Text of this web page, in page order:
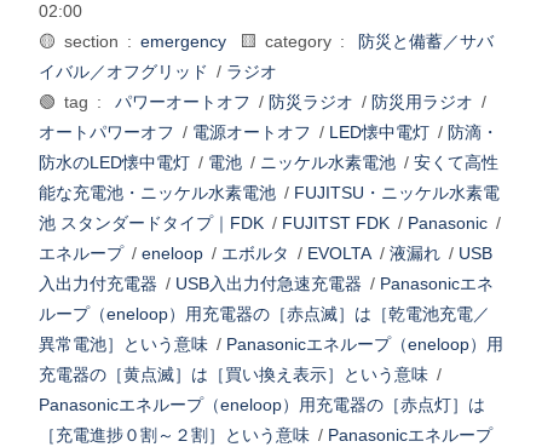
02:00
🟡 section : emergency 🟨 category :
防災と備蓄／サバ
イバル／オフグリッド / ラジオ
🟢 tag :
パワーオートオフ / 防災ラジオ / 防災用ラジオ /
オートパワーオフ / 電源オートオフ / LED懐中電灯 / 防滴・
防水のLED懐中電灯 / 電池 / ニッケル水素電池 / 安くて高性
能な充電池・ニッケル水素電池 / FUJITSU・ニッケル水素電
池 スタンダードタイプ｜FDK / FUJITST FDK / Panasonic /
エネループ/ eneloop / エボルタ / EVOLTA/ 液漏れ / USB
入出力付充電器 / USB入出力付急速充電器 / Panasonicエネ
ループ（eneloop）用充電器の［赤点滅］は［乾電池充電／
異常電池］という意味 / Panasonicエネループ（eneloop）用
充電器の［黄点滅］は［買い換え表示］という意味 /
Panasonicエネループ（eneloop）用充電器の［赤点灯］は
［充電進捗０割～２割］という意味 / Panasonicエネループ